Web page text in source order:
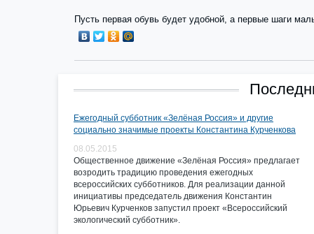
Пусть первая обувь будет удобной, а первые шаги
Ежегодный субботник «Зелёная Россия» и другие
социально значимые проекты Константина Курченкова
08.05.2015
Общественное движение «Зелёная Россия» предлагает
возродить традицию проведения ежегодных
всероссийских субботников. Для реализации данной
инициативы председатель движения Константин
Юрьевич Курченков запустил проект «Всероссийский
экологический субботник».